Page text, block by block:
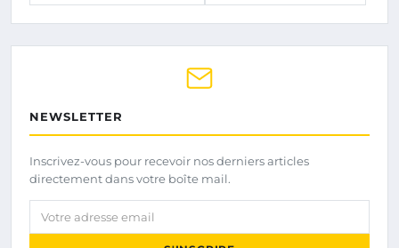
NEWSLETTER
Inscrivez-vous pour recevoir nos derniers articles
directement dans votre boîte mail.
Votre adresse email